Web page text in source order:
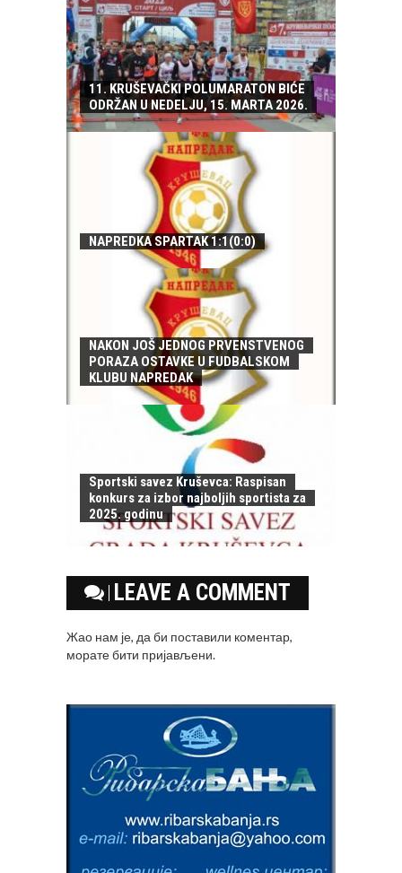
11. KRUŠEVAČKI POLUMARATON BIĆE
ODRŽAN U NEDELJU, 15. MARTA 2026.
NAPREDKA SPARTAK 1:1(0:0)
NAKON JOŠ JEDNOG PRVENSTVENOG
PORAZA OSTAVKE U FUDBALSKOM
KLUBU NAPREDAK
Sportski savez Kruševca: Raspisan
konkurs za izbor najboljih sportista za
2025. godinu
LEAVE A COMMENT
Жао нам је, да би поставили коментар,
моратебити пријављени.